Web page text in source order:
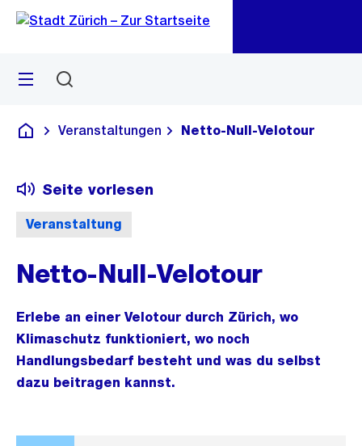
Navigation
Sprunglink
Menü
Deutsch
Veranstaltungen Netto-Null-Velotour
Veranstaltung
Seite vorlesen
Netto-Null-Velotour
Erlebe an einer Velotour durch Zürich, wo
Klimaschutz funktioniert, wo noch
Handlungsbedarf besteht und was du selbst
dazu beitragen kannst.